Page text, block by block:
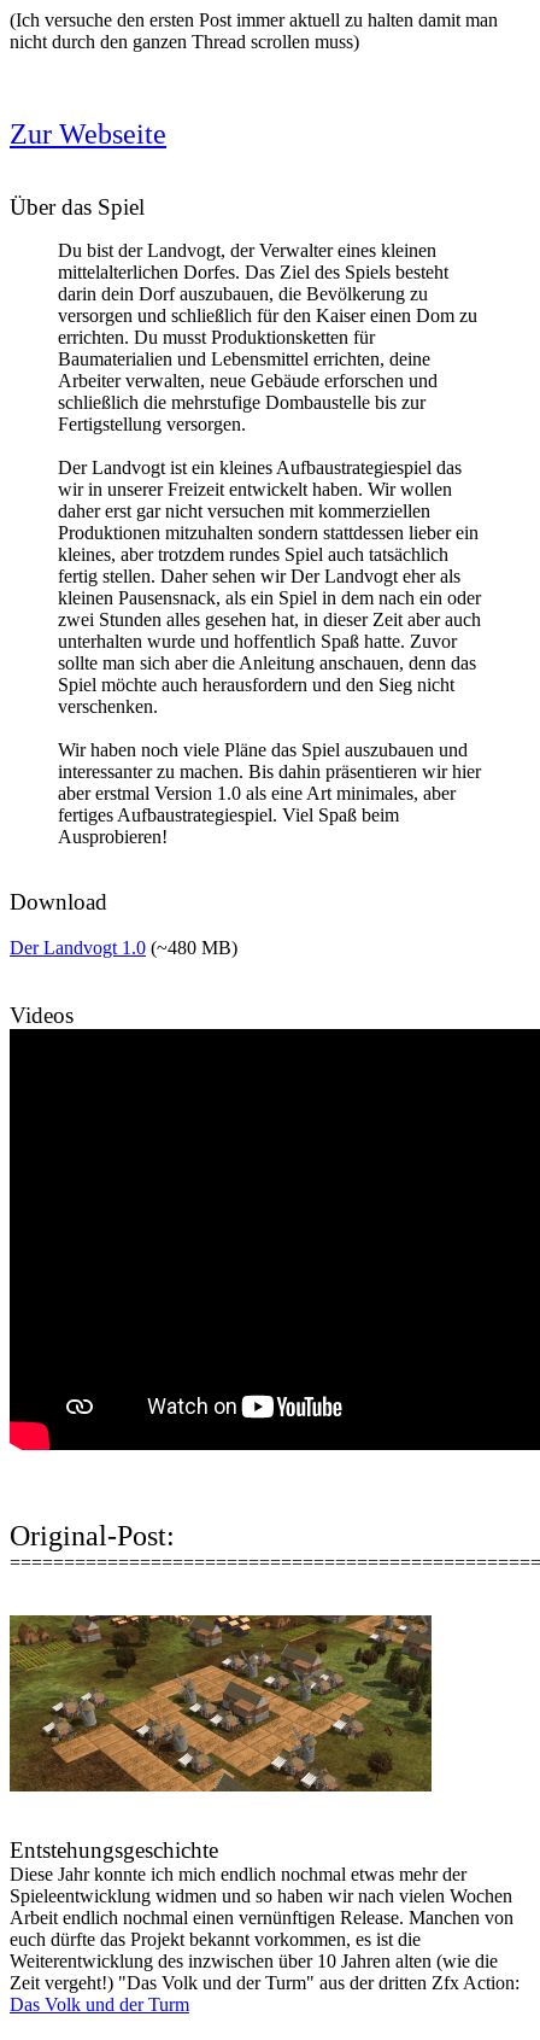
(Ich versuche den ersten Post immer aktuell zu halten damit man
nicht durch den ganzen Thread scrollen muss)
Zur Webseite
Über das Spiel
Du bist der Landvogt, der Verwalter eines kleinen
mittelalterlichen Dorfes. Das Ziel des Spiels besteht
darin dein Dorf auszubauen, die Bevölkerung zu
versorgen und schließlich für den Kaiser einen Dom zu
errichten. Du musst Produktionsketten für
Baumaterialien und Lebensmittel errichten, deine
Arbeiter verwalten, neue Gebäude erforschen und
schließlich die mehrstufige Dombaustelle bis zur
Fertigstellung versorgen.
Der Landvogt ist ein kleines Aufbaustrategiespiel das
wir in unserer Freizeit entwickelt haben. Wir wollen
daher erst gar nicht versuchen mit kommerziellen
Produktionen mitzuhalten sondern stattdessen lieber ein
kleines, aber trotzdem rundes Spiel auch tatsächlich
fertig stellen. Daher sehen wir Der Landvogt eher als
kleinen Pausensnack, als ein Spiel in dem nach ein oder
zwei Stunden alles gesehen hat, in dieser Zeit aber auch
unterhalten wurde und hoffentlich Spaß hatte. Zuvor
sollte man sich aber die Anleitung anschauen, denn das
Spiel möchte auch herausfordern und den Sieg nicht
verschenken.
Wir haben noch viele Pläne das Spiel auszubauen und
interessanter zu machen. Bis dahin präsentieren wir hier
aber erstmal Version 1.0 als eine Art minimales, aber
fertiges Aufbaustrategiespiel. Viel Spaß beim
Ausprobieren!
Download
Der Landvogt 1.0 (~480 MB)
Videos
Original-Post:
Entstehungsgeschichte
Diese Jahr konnte ich mich endlich nochmal etwas mehr der
Spieleentwicklung widmen und so haben wir nach vielen Wochen
Arbeit endlich nochmal einen vernünftigen Release. Manchen von
euch dürfte das Projekt bekannt vorkommen, es ist die
Weiterentwicklung des inzwischen über 10 Jahren alten (wie die
Zeit vergeht!) "Das Volk und der Turm" aus der dritten Zfx Action:
Das Volk und der Turm